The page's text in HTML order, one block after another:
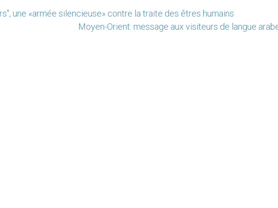
une «armée silencieuse» contre la traite des êtres humains
Moyen-Orient: message aux visiteurs de langue